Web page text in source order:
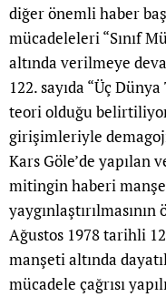
diğer önemli haber
mücadeleleri “Sınıf
altında verilmeye
122. sayıda “Üç
teori olduğu
girişimleriyle
Kars Göle’de yapılan
mitingin haberi
Ağustos 1978 tarihli
manşeti altında
mücadele çağrısı